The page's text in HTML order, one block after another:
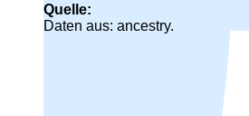
Quelle:
Daten aus: ancestry.